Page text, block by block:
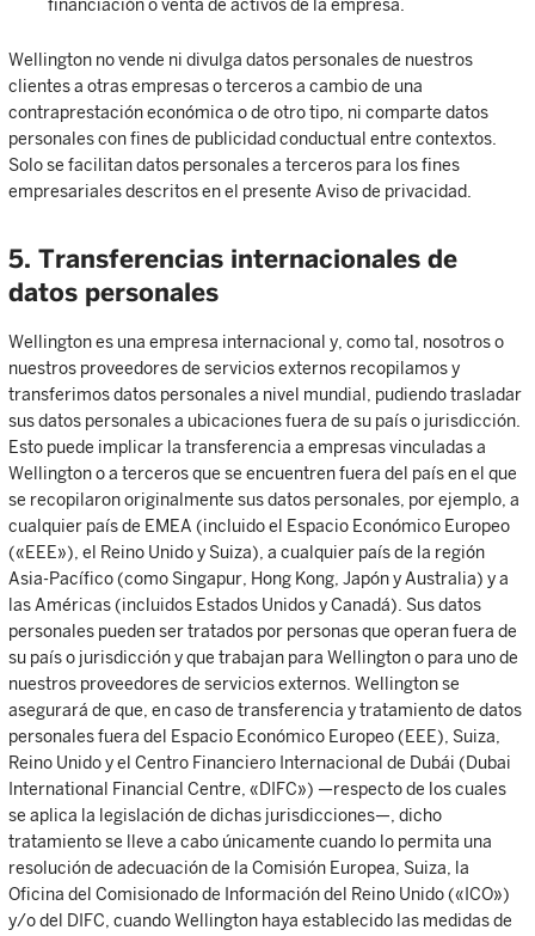
financiación o venta de activos de la empresa.
Wellington no vende ni divulga datos personales de nuestros
clientes a otras empresas o terceros a cambio de una
contraprestación económica o de otro tipo, ni comparte datos
personales con fines de publicidad conductual entre contextos.
Solo se facilitan datos personales a terceros para los fines
empresariales descritos en el presente Aviso de privacidad.
5. Transferencias internacionales de
datos personales
Wellington es una empresa internacional y, como tal, nosotros o
nuestros proveedores de servicios externos recopilamos y
transferimos datos personales a nivel mundial, pudiendo trasladar
sus datos personales a ubicaciones fuera de su país o jurisdicción.
Esto puede implicar la transferencia a empresas vinculadas a
Wellington o a terceros que se encuentren fuera del país en el que
se recopilaron originalmente sus datos personales, por ejemplo, a
cualquier país de EMEA (incluido el Espacio Económico Europeo
(«EEE»), el Reino Unido y Suiza), a cualquier país de la región
Asia-Pacífico (como Singapur, Hong Kong, Japón y Australia) y a
las Américas (incluidos Estados Unidos y Canadá). Sus datos
personales pueden ser tratados por personas que operan fuera de
su país o jurisdicción y que trabajan para Wellington o para uno de
nuestros proveedores de servicios externos. Wellington se
asegurará de que, en caso de transferencia y tratamiento de datos
personales fuera del Espacio Económico Europeo (EEE), Suiza,
Reino Unido y el Centro Financiero Internacional de Dubái (Dubai
International Financial Centre, «DIFC») —respecto de los cuales
se aplica la legislación de dichas jurisdicciones—, dicho
tratamiento se lleve a cabo únicamente cuando lo permita una
resolución de adecuación de la Comisión Europea, Suiza, la
Oficina del Comisionado de Información del Reino Unido («ICO»)
y/o del DIFC, cuando Wellington haya establecido las medidas de